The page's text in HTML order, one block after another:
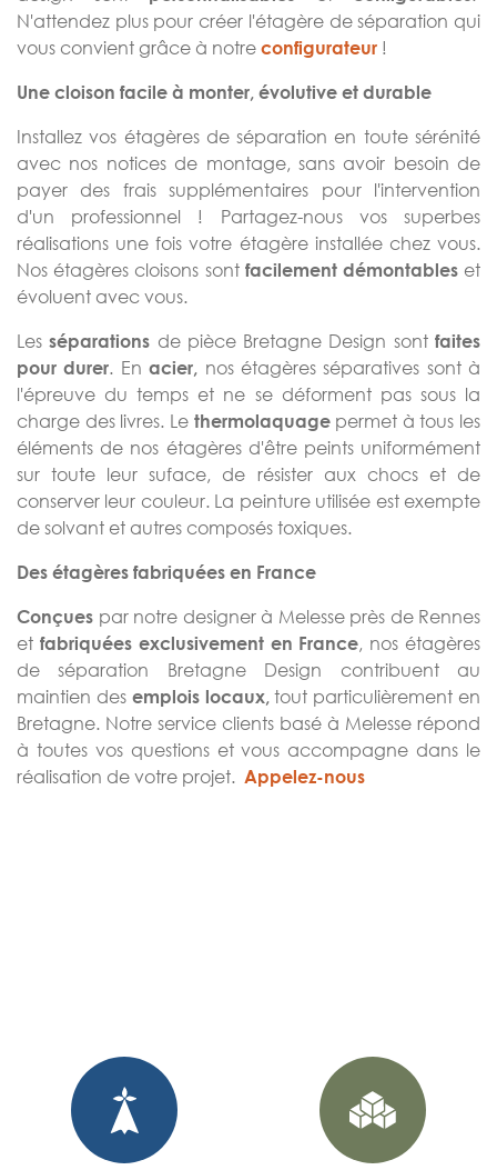
N'attendez plus pour créer l'étagère de séparation qui
vous convient grâce à notre configurateur !
Une cloison facile à monter, évolutive et durable
Installez vos étagères de séparation en toute sérénité
avec nos notices de montage, sans avoir besoin de
payer des frais supplémentaires pour l'intervention
d'un professionnel ! Partagez-nous vos superbes
réalisations une fois votre étagère installée chez vous.
Nos étagères cloisons sont facilement démontables et
évoluent avec vous.
Lesséparations de pièce Bretagne Design sontfaites
pour durer. Enacier, nos étagères séparatives sont à
l'épreuve du temps et ne se déforment pas sous la
charge des livres. Le thermolaquagepermet à tous les
éléments de nos étagères d'être peints uniformément
sur toute leur suface, de résister aux chocs et de
conserver leur couleur. La peinture utilisée est exempte
de solvant et autres composés toxiques.
Des étagères fabriquées en France
Conçues par notre designer à Melesse près de Rennes
et fabriquées exclusivement en France, nos étagères
de séparation Bretagne Design contribuent au
maintien des emplois locaux,tout particulièrement en
Bretagne. Notre service clients basé à Melesse répond
à toutes vos questions et vous accompagne dans le
réalisation de votre projet. Appelez-nous